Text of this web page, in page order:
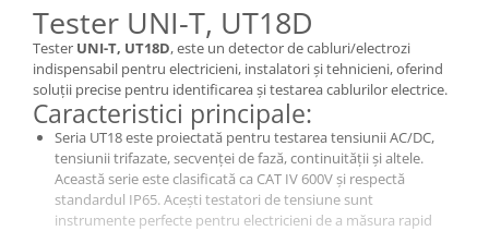
Tester UNI-T, UT18D
Tester UNI-T, UT18D, este un detector de cabluri/electrozi
indispensabil pentru electricieni, instalatori și tehnicieni, oferind
soluții precise pentru identificarea și testarea cablurilor electrice.
Caracteristici principale:
Seria UT18 este proiectată pentru testarea tensiunii AC/DC,
tensiunii trifazate, secvenței de fază, continuității și altele.
Această serie este clasificată ca CAT IV 600V și respectă
standardul IP65. Acești testatori de tensiune sunt
instrumente perfecte pentru electricieni de a măsura rapid